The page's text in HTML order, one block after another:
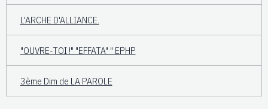
L'ARCHE D'ALLIANCE.
"OUVRE-TOI !" "EFFATA" " EPHP
3ème Dim de LA PAROLE